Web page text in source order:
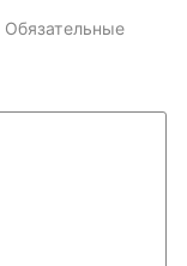
Обязательные